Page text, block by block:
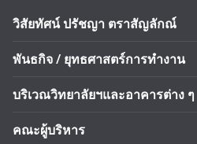
วิสัยทัศน์ ปรัชญา ตราสัญลักณ์
พันธกิจ / ยุทธศาสตร์การทำงาน
บริเวณวิทยาลัยฯและอาคารต่าง ๆ
คณะผู้บริหาร